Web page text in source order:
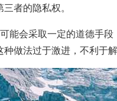
者的隐私权。
能会采取一定的道德手
做法过于激进，不利于解